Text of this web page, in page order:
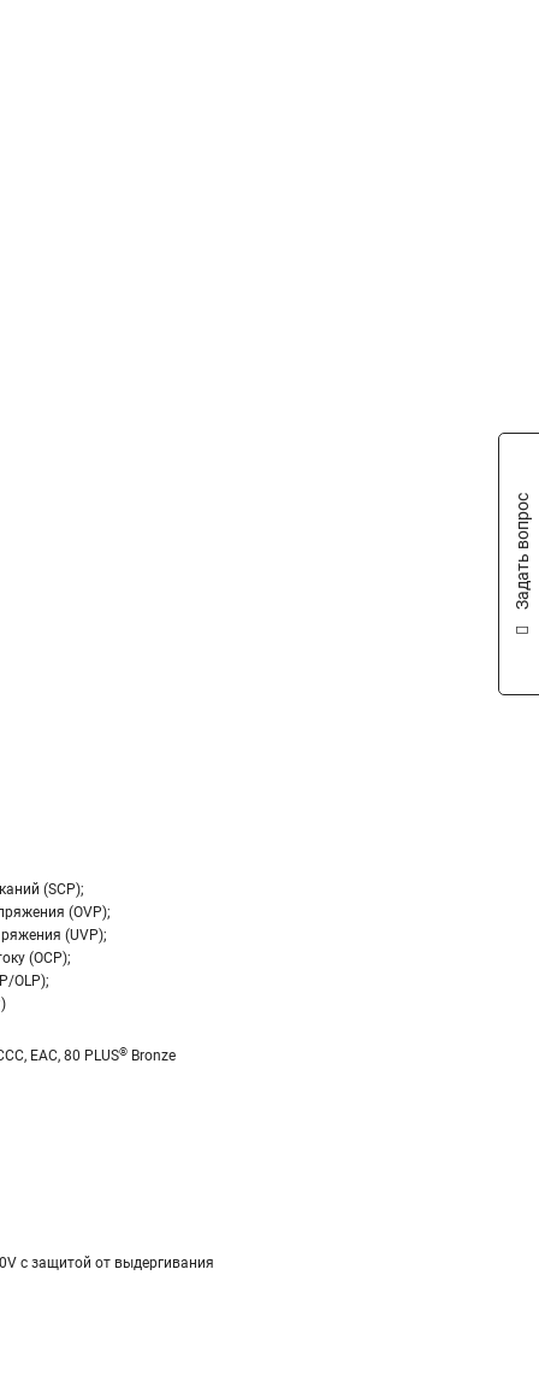
(SCP);
(OVP);
(UVP);
(OCP);
OLP);
EAC, 80 PLUS® Bronze
с защитой от выдергивания
Задать вопрос